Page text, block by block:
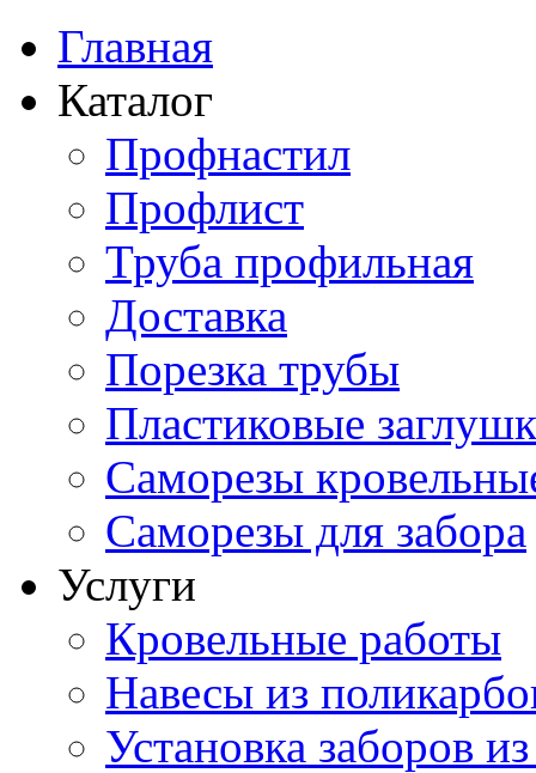
Главная
Каталог
Профнастил
Профлист
Труба профильная
Доставка
Порезка трубы
Пластиковые
Саморезы
Саморезы для забора
Услуги
Кровельные работы
Навесы из
Установка заборов